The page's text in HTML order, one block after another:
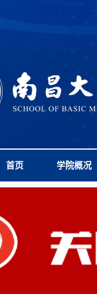
首页 学院概况